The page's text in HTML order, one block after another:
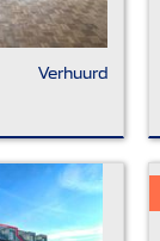
Verhuurd